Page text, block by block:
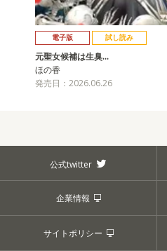
電子版 試し読み
元聖女候補は生臭…
ほの香
発売日：2026.06.26
公式twitter
企業情報
サイトポリシー